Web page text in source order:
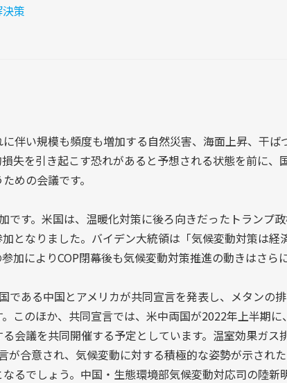
策
伴い規模も頻度も増加する自然災害、海面上昇、干ば
失を引き起こす恐れがあると予想される状態を前に、
めの会議です。
です。米国は、温暖化対策に後ろ向きだったトランプ
となりました。バイデン大統領は「気候変動対策は経
加によりCOP閉幕後も気候変動対策推進の動きはさら
である中国とアメリカが共同宣言を発表し、メタンの
このほか、共同宣言では、米中両国が2022年上半期に
会議を共同開催する予定としています。温室効果ガス
合意され、気候変動に対する積極的な姿勢が示された
るでしょう。中国・生態環境部気候変動対応司の陸新